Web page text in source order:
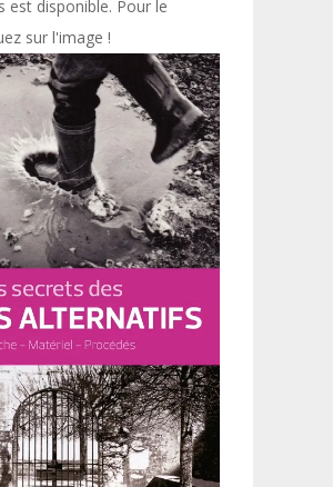
est disponible. Pour le
sur l'image !